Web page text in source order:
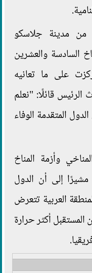
من مدينة جلاسكو
السادسة والعشرين
على ما تعانيه
الرئيس قائلًا: "نعلم
المتقدمة الوفاء
وأزمة المناخ
إلى أن الدول
العربية تتعرض
المستقبل أكثر حرارة